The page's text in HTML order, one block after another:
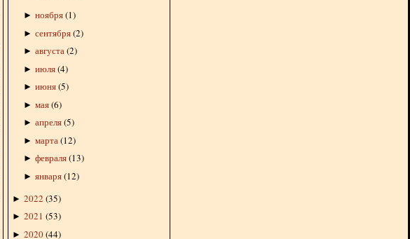
► ноября(1)
► сентября(2)
► августа(2)
► июля(4)
► июня(5)
► мая(6)
► апреля(5)
► марта(12)
► февраля(13)
► января(12)
► 2022 (35)
► 2021 (53)
► 2020(44)